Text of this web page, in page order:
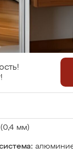
(0,4 мм)